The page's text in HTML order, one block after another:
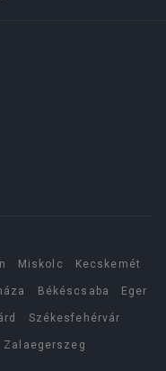
Miskolc Kecskemét
Békéscsaba Eger
Székesfehérvár
Zalaegerszeg